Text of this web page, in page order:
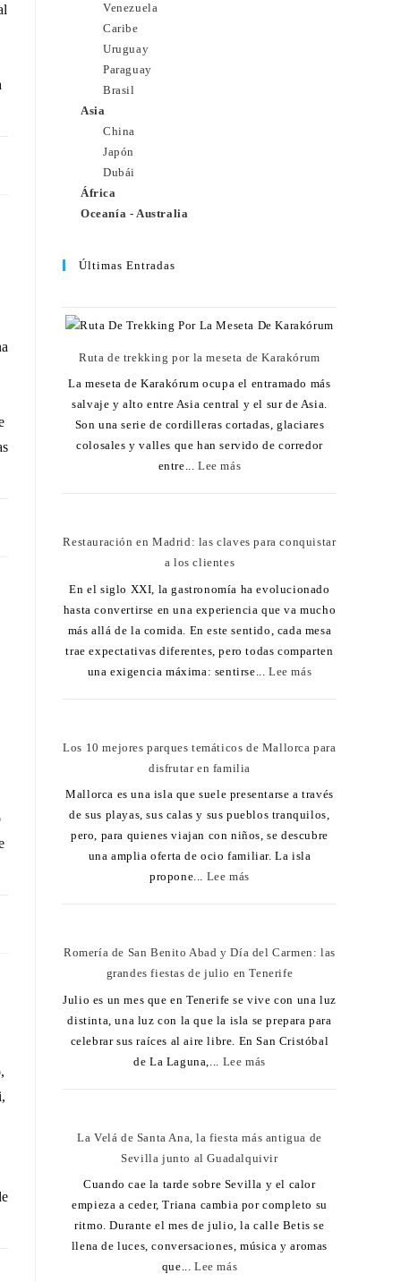
Venezuela
Caribe
Uruguay
Paraguay
Brasil
Asia
China
Japón
Dubái
África
Oceanía - Australia
Últimas Entradas
Ruta de trekking por la meseta de Karakórum
La meseta de Karakórum ocupa el entramado más
salvaje y alto entre Asia central y el sur de Asia.
Son una serie de cordilleras cortadas, glaciares
colosales y valles que han servido de corredor
entre...Lee más
Restauración en Madrid: las claves para conquistar
a los clientes
En el siglo XXI, la gastronomía ha evolucionado
hasta convertirse en una experiencia que va mucho
más allá de la comida. En este sentido, cada mesa
trae expectativas diferentes, pero todas comparten
una exigencia máxima: sentirse...Lee más
Los 10 mejores parques temáticos de Mallorca para
disfrutar en familia
Mallorca es una isla que suele presentarse a través
de sus playas, sus calas y sus pueblos tranquilos,
pero, para quienes viajan con niños, se descubre
una amplia oferta de ocio familiar. La isla
propone... Lee más
Romería de San Benito Abad y Día del Carmen: las
grandes fiestas de julio en Tenerife
Julio es un mes que en Tenerife se vive con una luz
distinta, una luz con la que la isla se prepara para
celebrar sus raíces al aire libre. En San Cristóbal
de La Laguna,... Lee más
La Velá de Santa Ana, la fiesta más antigua de
Sevilla junto al Guadalquivir
Cuando cae la tarde sobre Sevilla y el calor
empieza a ceder, Triana cambia por completo su
ritmo. Durante el mes de julio, la calle Betis se
llena de luces, conversaciones, música y aromas
que... Lee más